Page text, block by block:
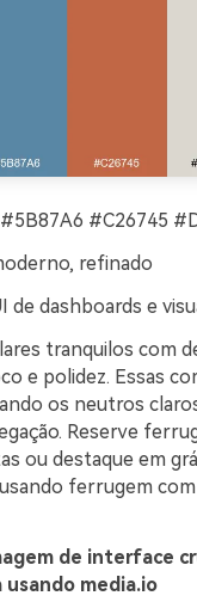
#C26745
refinado
de dashboards e
tranquilos com
e polidez. Essas
os neutros
Reserve
ou destaque em
ferrugem
de interface
media.io